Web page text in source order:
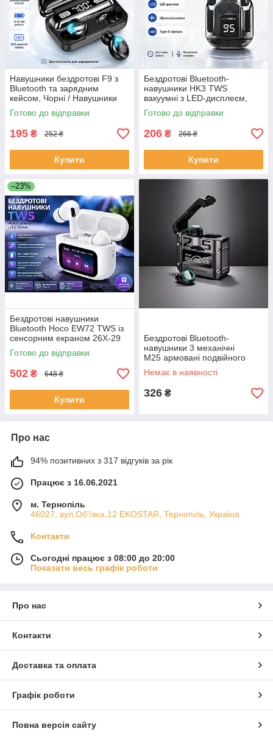
Навушники бездротові F9 з
Bluetooth та зарядним
кейсом, Чорні / Навушники
вакуумні з дисплеєм
(ЕКОБОКС)
Готово до відправки
195 ₴ 252 ₴
Купити
Бездротові Bluetooth-
навушники HK3 TWS
вакуумні з LED-дисплеєм,
шумозаглушенням,
мікрофоном, ігровим
(ЕКОБОКС)
Готово до відправки
206 ₴ 266 ₴
Купити
–23%
Бездротові навушники
Bluetooth Hoco EW72 TWS із
сенсорним екраном 26X-29
(ЕКОБОКС)
Готово до відправки
502 ₴ 648 ₴
Купити
Бездротові Bluetooth-
навушники 3 механічні
M25 армовані подвійного
режиму ігрові ЕКОБОКС
Немає в наявності
326 ₴
Про нас
94% позитивних з 317 відгуків за рік
Працює з 16.06.2021
м. Тернопіль
46027, вул.Об'їзна,12 EKOSTAR, Тернопіль, Україна
Контакти
Сьогодні працює з 08:00 до 20:00
Показати весь графік роботи
Про нас
Контакти
Доставка та оплата
Графік роботи
Повна версія сайту